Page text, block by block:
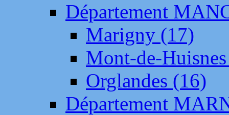
Département
Marigny (17)
Mont-de-
Orglandes (16)
Département